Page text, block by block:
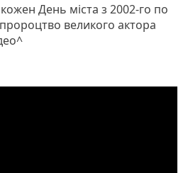
День міста з 2002-го по
великого актора